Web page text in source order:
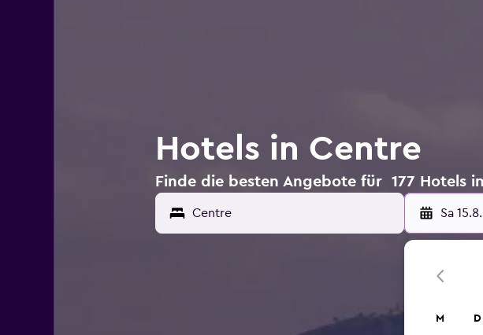
Hotels in Centre
Finde die besten Angebote für 177 Hotels
Centre Sa 15.8.
M D